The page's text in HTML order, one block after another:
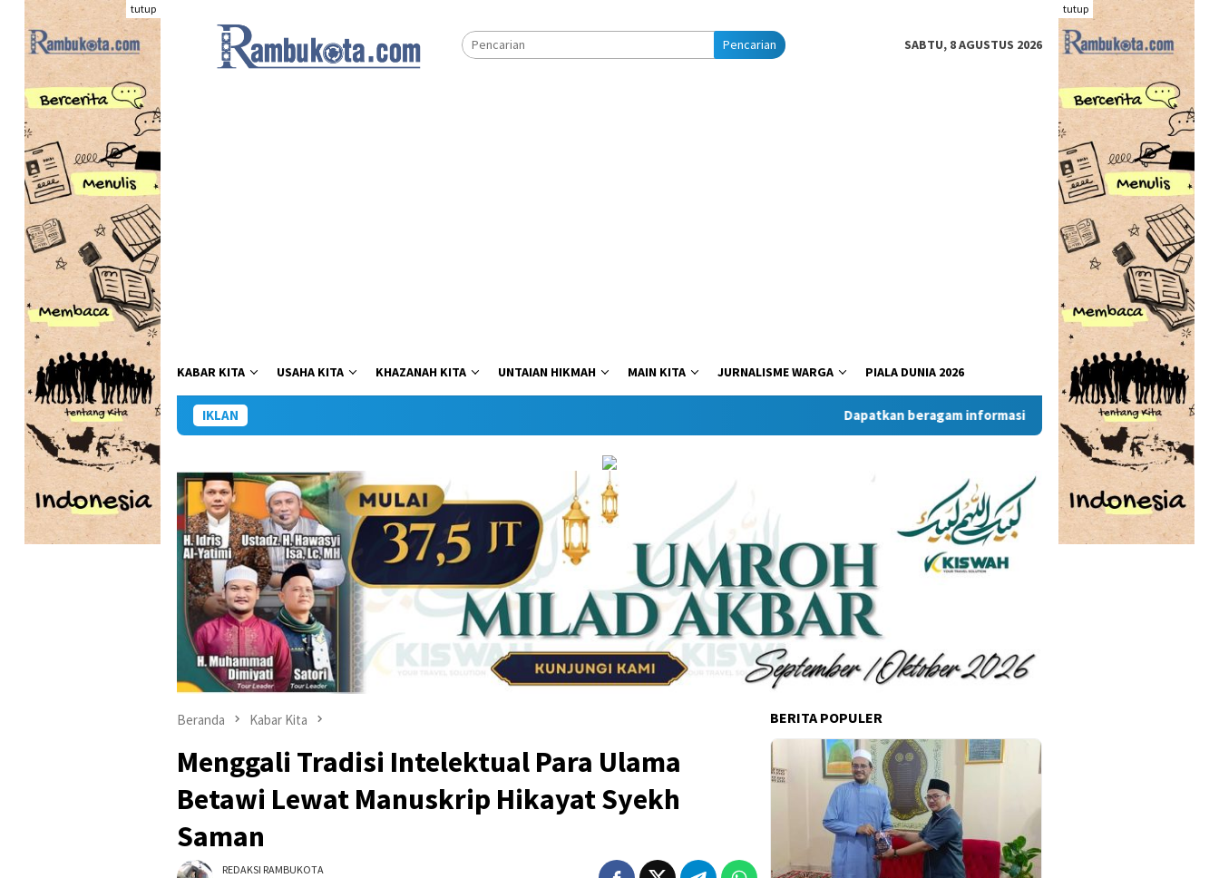
Loncat
konten
tutup tutup
Pencarian SABTU, 8 AGUSTUS 2026
KABAR KITA USAHA KITA KHAZANAH KITA UNTAIAN HIKMAH MAIN KITA JURNALISME WARGA PIALA DUNIA 2026
IKLAN Dapatkan beragam informasi dan berita menarik dari situs
Beranda Kabar Kita
Menggali Tradisi Intelektual Para Ulama
Betawi Lewat Manuskrip Hikayat Syekh
Saman
REDAKSI RAMBUKOTA
BERITA POPULER